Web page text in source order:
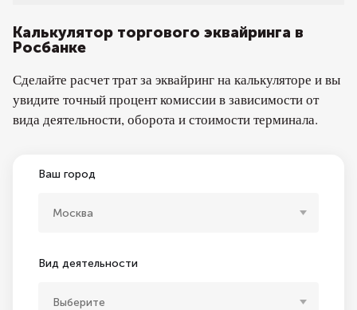
Калькулятор торгового эквайринга в
Росбанке
Сделайте расчет трат за эквайринг на калькуляторе и вы
увидите точный процент комиссии в зависимости от
вида деятельности, оборота и стоимости терминала.
Ваш город
Москва
Вид деятельности
Выберите